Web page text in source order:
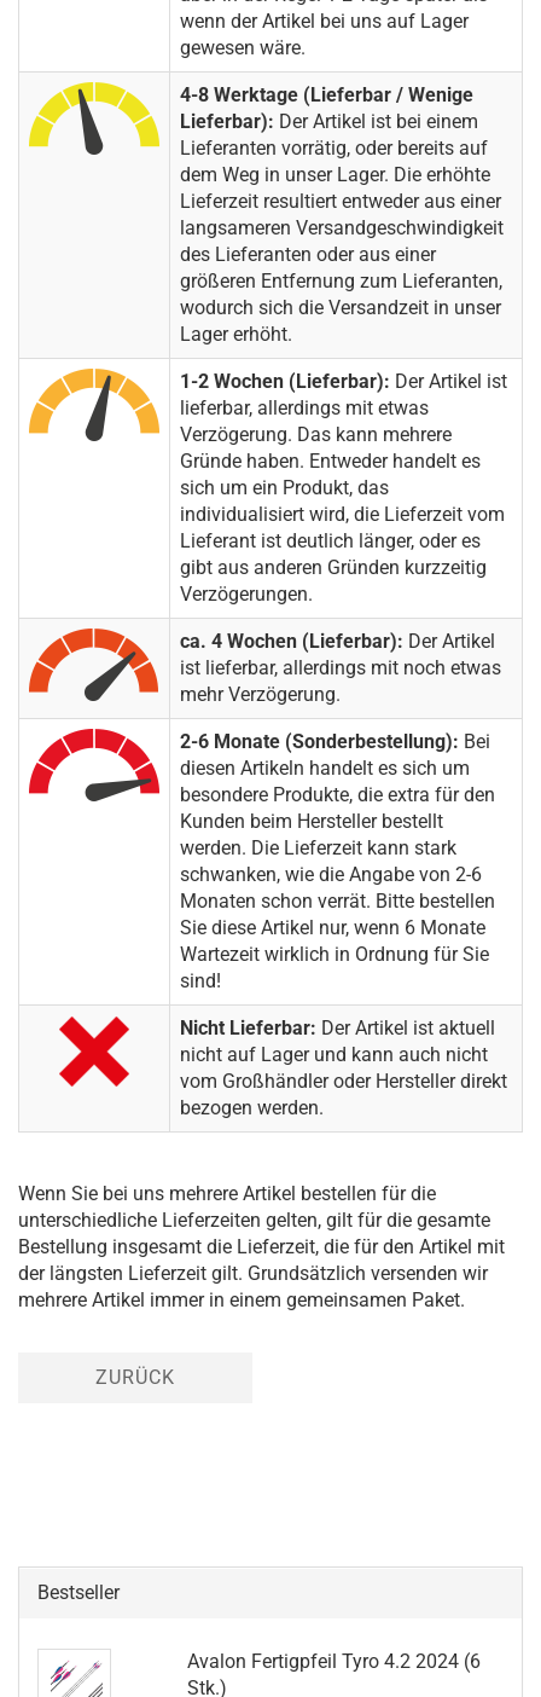
wenn der Artikel bei uns auf Lager
gewesen wäre.
4-8 Werktage (Lieferbar / Wenige
Lieferbar): Der Artikel ist bei einem
Lieferanten vorrätig, oder bereits auf
dem Weg in unser Lager. Die erhöhte
Lieferzeit resultiert entweder aus einer
langsameren Versandgeschwindigkeit
des Lieferanten oder aus einer
größeren Entfernung zum Lieferanten,
wodurch sich die Versandzeit in unser
Lager erhöht.
1-2 Wochen (Lieferbar): Der Artikel ist
lieferbar, allerdings mit etwas
Verzögerung. Das kann mehrere
Gründe haben. Entweder handelt es
sich um ein Produkt, das
individualisiert wird, die Lieferzeit vom
Lieferant ist deutlich länger, oder es
gibt aus anderen Gründen kurzzeitig
Verzögerungen.
ca. 4 Wochen (Lieferbar): Der Artikel
ist lieferbar, allerdings mit noch etwas
mehr Verzögerung.
2-6 Monate (Sonderbestellung): Bei
diesen Artikeln handelt es sich um
besondere Produkte, die extra für den
Kunden beim Hersteller bestellt
werden. Die Lieferzeit kann stark
schwanken, wie die Angabe von 2-6
Monaten schon verrät. Bitte bestellen
Sie diese Artikel nur, wenn 6 Monate
Wartezeit wirklich in Ordnung für Sie
sind!
Nicht Lieferbar: Der Artikel ist aktuell
nicht auf Lager und kann auch nicht
vom Großhändler oder Hersteller direkt
bezogen werden.
Wenn Sie bei uns mehrere Artikel bestellen für die
unterschiedliche Lieferzeiten gelten, gilt für die gesamte
Bestellung insgesamt die Lieferzeit, die für den Artikel mit
der längsten Lieferzeit gilt. Grundsätzlich versenden wir
mehrere Artikel immer in einem gemeinsamen Paket.
ZURÜCK
Bestseller
Avalon Fertigpfeil Tyro 4.2 2024 (6
Stk.)